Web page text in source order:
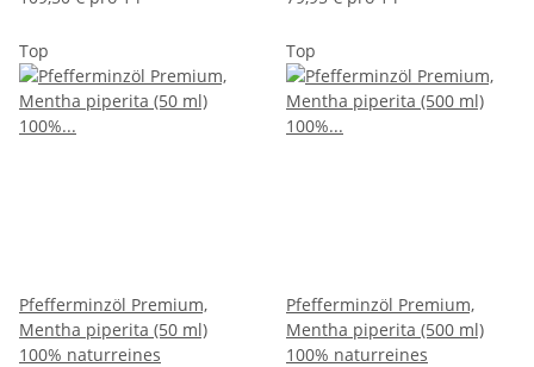
Top
Pfefferminzöl Premium,
Mentha piperita (50 ml)
100% naturreines
Top
Pfefferminzöl Premium,
Mentha piperita (500 ml)
100% naturreines